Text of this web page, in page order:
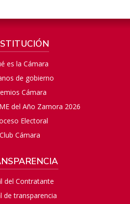
es la Cámara
de gobierno
Cámara
del Año Zamora 2026
Electoral
Club Cámara
del Contratante
de transparencia